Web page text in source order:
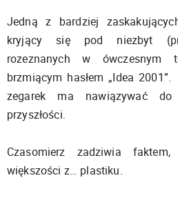
Jedną z bardziej
kryjący się pod niezbyt
rozeznanych w ówczesnym
brzmiącym hasłem „Idea
zegarek ma nawiązywać
przyszłości.
Czasomierz zadziwia
większości z… plastiku.